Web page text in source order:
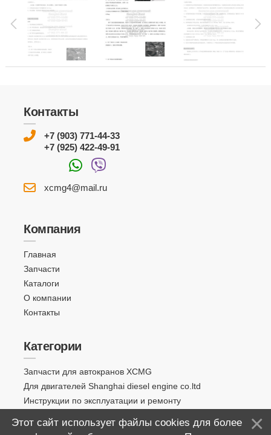
Контакты
+7 (903) 771-44-33
+7 (925) 422-49-91
xcmg4@mail.ru
Компания
Главная
Запчасти
Каталоги
О компании
Контакты
Категории
Запчасти для автокранов XCMG
Для двигателей Shanghai diesel engine co.ltd
Инструкции по эксплуатации и ремонту
Этот сайт использует файлы cookies для более